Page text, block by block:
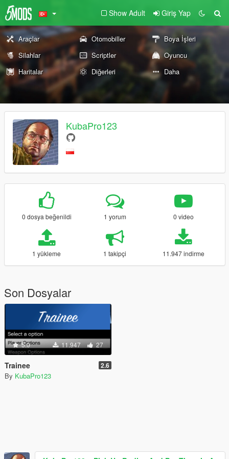
Show Adult Giriş Yap
Araçlar Otomobiller
Boya İşleri
Silahlar
Scriptler
Oyuncu
Haritalar
Diğerleri Daha
KubaPro123
0 dosya beğenildi 1 yorum 0 video
1 yükleme 1 takipçi 11.947 indirme
Son Dosyalar
5.0 11.947 27
Trainee 2.6
By KubaPro123